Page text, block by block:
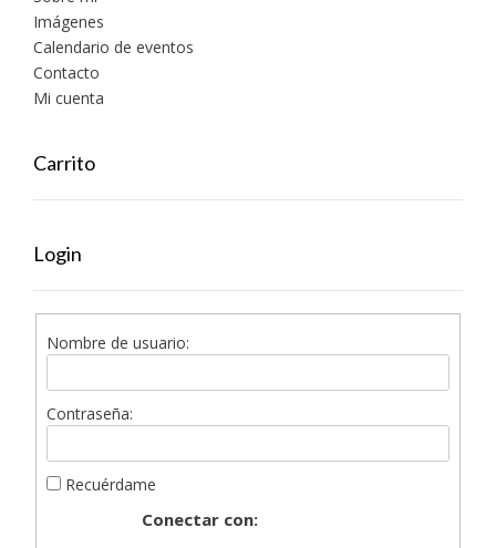
Imágenes
Calendario de eventos
Contacto
Mi cuenta
Carrito
Login
Nombre de usuario:
Contraseña:
Recuérdame
Conectar con: